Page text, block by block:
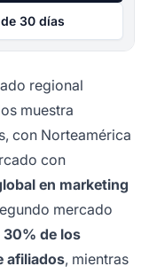
30 días
regional
muestra
con Norteamérica
con
en marketing
mercado
30% de los
afiliados, mientras